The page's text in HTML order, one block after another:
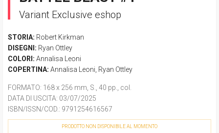
Variant Exclusive eshop
STORIA: Robert Kirkman
DISEGNI: Ryan Ottley
COLORI: Annalisa Leoni
COPERTINA: Annalisa Leoni Ryan Ottley
FORMATO: 168 x 256 mm, S., 40 pp., col.
DATA DI USCITA: 03/07/2025
ISBN/ISSN/COD.: 9791254616567
PRODOTTO NON DISPONIBILE AL MOMENTO